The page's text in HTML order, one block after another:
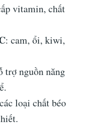
vitamin, chất
: cam, ổi, kiwi,
trợ nguồn năng
loại chất béo